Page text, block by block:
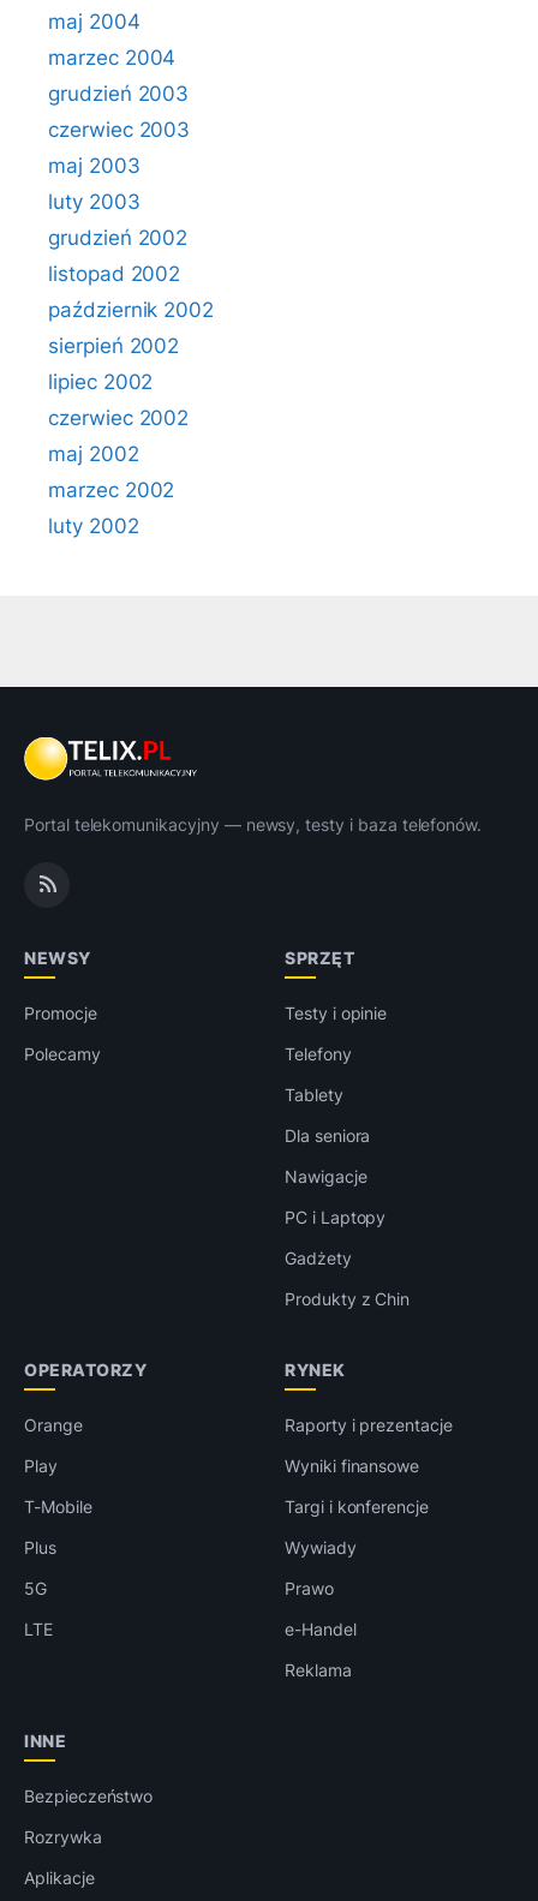
maj 2004
marzec 2004
grudzień 2003
czerwiec 2003
maj 2003
luty 2003
grudzień 2002
listopad 2002
październik 2002
sierpień 2002
lipiec 2002
czerwiec 2002
maj 2002
marzec 2002
luty 2002
Portal telekomunikacyjny — newsy, testy i baza telefonów.
NEWSY
Promocje
Polecamy
SPRZĘT
Testy i opinie
Telefony
Tablety
Dla seniora
Nawigacje
PC i Laptopy
Gadżety
Produkty z Chin
OPERATORZY
Orange
Play
T-Mobile
Plus
5G
LTE
RYNEK
Raporty i prezentacje
Wyniki finansowe
Targi i konferencje
Wywiady
Prawo
e-Handel
Reklama
INNE
Bezpieczeństwo
Rozrywka
Aplikacje